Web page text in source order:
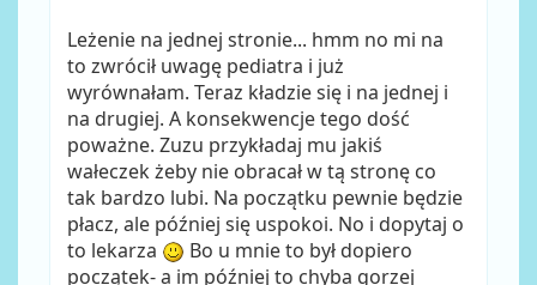
Leżenie na jednej stronie... hmm no mi na
to zwrócił uwagę pediatra i już
wyrównałam. Teraz kładzie się i na jednej i
na drugiej. A konsekwencje tego dość
poważne. Zuzu przykładaj mu jakiś
wałeczek żeby nie obracał w tą stronę co
tak bardzo lubi. Na początku pewnie będzie
płacz, ale później się uspokoi. No i dopytaj o
to lekarza
Bo u mnie to był dopiero
początek- a im później to chyba gorzej